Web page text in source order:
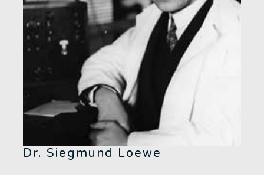
Dr. Siegmund Loewe